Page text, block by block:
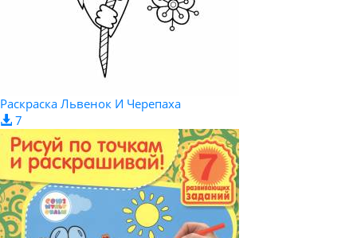
Раскраска Львенок И Черепаха
7